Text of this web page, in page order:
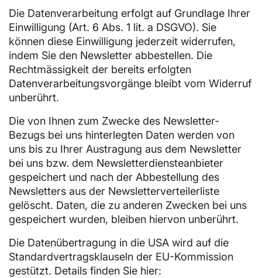
Die Datenverarbeitung erfolgt auf Grundlage Ihrer
Einwilligung (Art. 6 Abs. 1 lit. a DSGVO). Sie
können diese Einwilligung jederzeit widerrufen,
indem Sie den Newsletter abbestellen. Die
Rechtmässigkeit der bereits erfolgten
Datenverarbeitungsvorgänge bleibt vom Widerruf
unberührt.
Die von Ihnen zum Zwecke des Newsletter-
Bezugs bei uns hinterlegten Daten werden von
uns bis zu Ihrer Austragung aus dem Newsletter
bei uns bzw. dem Newsletterdiensteanbieter
gespeichert und nach der Abbestellung des
Newsletters aus der Newsletterverteilerliste
gelöscht. Daten, die zu anderen Zwecken bei uns
gespeichert wurden, bleiben hiervon unberührt.
Die Datenübertragung in die USA wird auf die
Standardvertragsklauseln der EU-Kommission
gestützt. Details finden Sie hier: